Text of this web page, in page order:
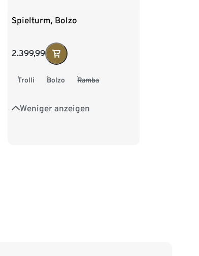
Spielturm, Bolzo
2.399,99
Weniger anzeigen
Trolli Bolzo Ramba